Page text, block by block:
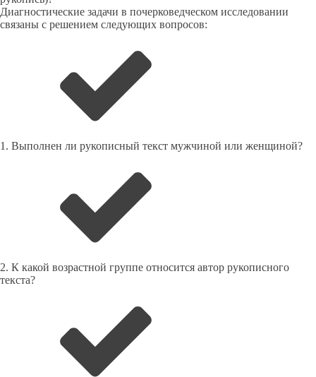
Диагностические задачи в почерковедческом исследовании
связаны с решением следующих вопросов:
1. Выполнен ли рукописный текст мужчиной или женщиной?
2. К какой возрастной группе относится автор рукописного
текста?